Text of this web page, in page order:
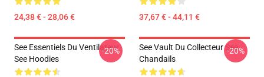
24,38 € - 28,06 € 37,67 € - 44,11 €
See Essentiels Du Ventilateur
See Hoodies
-20%
See Vault Du Collecteur See
Chandails
-20%